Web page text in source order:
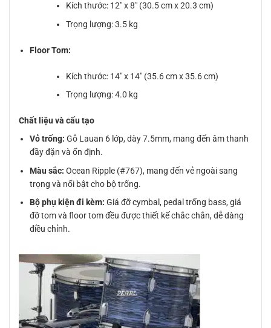
Kích thước: 12″ x 8″ (30.5 cm x 20.3 cm)
Trọng lượng: 3.5 kg
Floor Tom:
Kích thước: 14″ x 14″ (35.6 cm x 35.6 cm)
Trọng lượng: 4.0 kg
Chất liệu và cấu tạo
Vỏ trống: Gỗ Lauan 6 lớp, dày 7.5mm, mang đến âm thanh
đầy đặn và ổn định.
Màu sắc: Ocean Ripple (#767), mang đến vẻ ngoài sang
trọng và nổi bật cho bộ trống.
Bộ phụ kiện đi kèm: Giá đỡ cymbal, pedal trống bass, giá
đỡ tom và floor tom đều được thiết kế chắc chắn, dễ dàng
điều chỉnh.